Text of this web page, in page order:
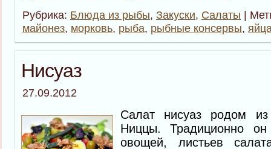
Рубрика: Блюда из рыбы, Закуски, Салаты |
майонез, морковь, рыба, рыбные консервы,
Нисуаз
27.09.2012
Салат нисуаз родом из
Ниццы. Традиционно он
овощей, листьев